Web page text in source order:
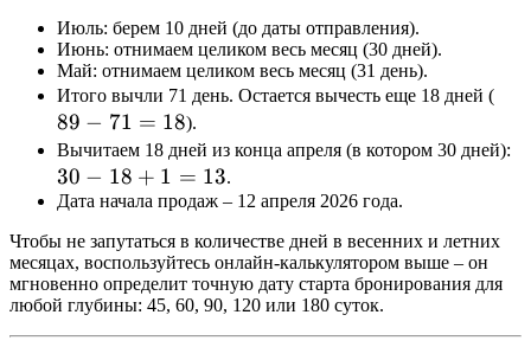
Июль: берем 10 дней (до даты отправления).
Июнь: отнимаем целиком весь месяц (30 дней).
Май: отнимаем целиком весь месяц (31 день).
Итого вычли 71 день. Остается вычесть еще 18 дней (
71
89 − 71 = 18).
Вычитаем 18 дней из конца апреля (в котором 30 дней):
30 − 18 + 1 = 13.
Дата начала продаж – 12 апреля 2026 года.
Чтобы не запутаться в количестве дней в весенних и летних
месяцах, воспользуйтесь онлайн-калькулятором выше – он
мгновенно определит точную дату старта бронирования для
любой глубины: 45, 60, 90, 120 или 180 суток.